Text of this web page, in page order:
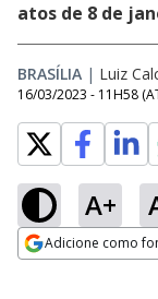
atos de 8 de
BRASÍLIA | Luiz
16/03/2023 - 11H58
A+
Adicione como